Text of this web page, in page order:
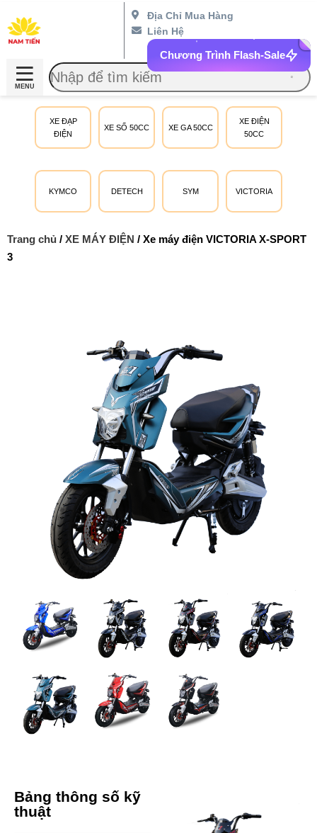
Địa Chỉ Mua Hàng
Liên Hệ
Chương Trình Flash-Sale
MENU
XE ĐẠP
ĐIỆN
XE SỐ 50CC XE GA 50CC
XE ĐIỆN
50CC
KYMCO DETECH SYM VICTORIA
Trang chủ / XE MÁY ĐIỆN / Xe máy điện VICTORIA X-SPORT
3
Bảng thông số kỹ
thuật